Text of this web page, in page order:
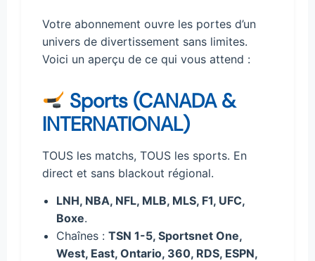
Votre abonnement ouvre les portes d’un
univers de divertissement sans limites.
Voici un aperçu de ce qui vous attend :
Sports (CANADA &
INTERNATIONAL)
TOUS les matchs, TOUS les sports. En
direct et sans blackout régional.
LNH, NBA, NFL, MLB, MLS, F1, UFC,
Boxe.
Chaînes : TSN 1-5, Sportsnet One,
West, East, Ontario, 360, RDS, ESPN,